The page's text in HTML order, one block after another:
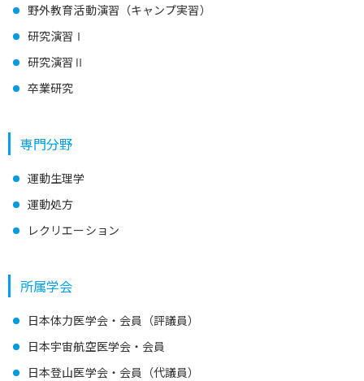
野外教育活動演習（キャンプ実習）
研究演習Ⅰ
研究演習Ⅱ
卒業研究
専門分野
運動生理学
運動処方
レクリエーション
所属学会
日本体力医学会・会員（評議員）
日本宇宙航空医学会・会員
日本登山医学会・会員（代議員）